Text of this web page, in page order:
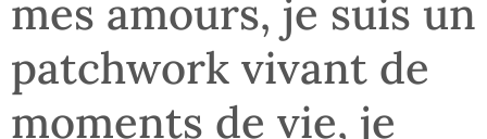
mes amours, je suis un
patchwork vivant de
moments de vie, je